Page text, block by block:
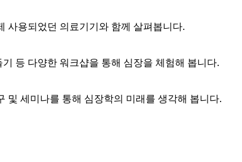
사용되었던 의료기기와 함께 살펴봅니다.
등 다양한 워크샵을 통해 심장을 체험해 봅니다.
및 세미나를 통해 심장학의 미래를 생각해 봅니다.